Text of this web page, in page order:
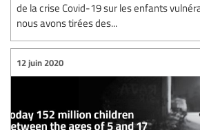
de la crise Covid-19 sur les enfants
nous avons tirées des...
12 juin 2020